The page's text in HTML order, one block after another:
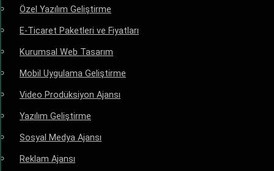
Özel Yazılım Geliştirme
E-Ticaret Paketleri ve Fiyatları
Kurumsal Web Tasarım
Mobil Uygulama Geliştirme
Video Prodüksiyon Ajansı
Yazılım Geliştirme
Sosyal Medya Ajansı
Reklam Ajansı